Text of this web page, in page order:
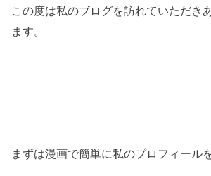
この度は私のブログを訪れていただき
ます。
まずは漫画で簡単に私のプロフィール